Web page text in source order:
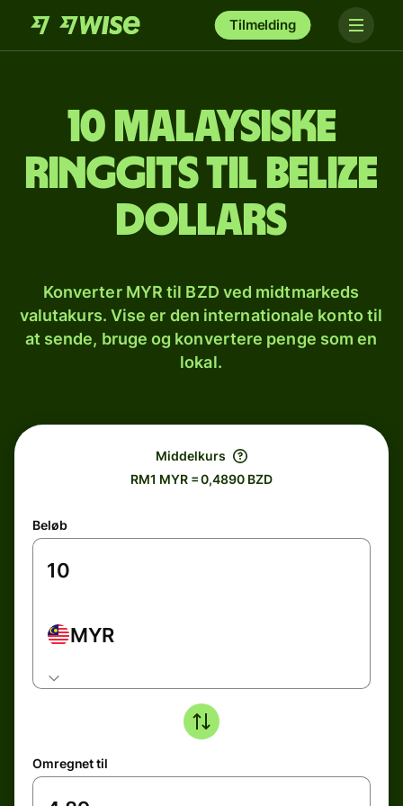
Tilmelding
10 malaysiske
ringgits til belize
dollars
Konverter MYR til BZD ved midtmarkeds
valutakurs. Vise er den internationale konto til
at sende, bruge og konvertere penge som en
lokal.
Middelkurs
RM1 MYR = 0,4890 BZD
Beløb
MYR
Omregnet til